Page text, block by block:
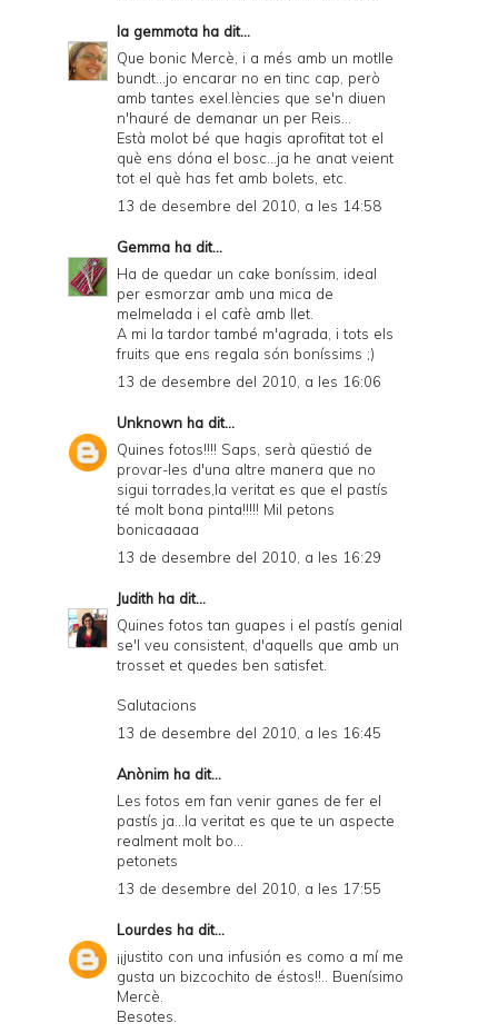
la gemmota ha dit...
Que bonic Mercè, i a més amb un motlle
bundt...jo encarar no en tinc cap, però
amb tantes exel.lències que se'n diuen
n'hauré de demanar un per Reis...
Està molot bé que hagis aprofitat tot el
què ens dóna el bosc...ja he anat veient
tot el què has fet amb bolets, etc.
13 de desembre del 2010, a les 14:58
Gemma ha dit...
Ha de quedar un cake boníssim, ideal
per esmorzar amb una mica de
melmelada i el cafè amb llet.
A mi la tardor també m'agrada, i tots els
fruits que ens regala són boníssims ;)
13 de desembre del 2010, a les 16:06
Unknown ha dit...
Quines fotos!!!! Saps, serà qüestió de
provar-les d'una altre manera que no
sigui torrades,la veritat es que el pastís
té molt bona pinta!!!!! Mil petons
bonicaaaaa
13 de desembre del 2010, a les 16:29
Judith ha dit...
Quines fotos tan guapes i el pastís genial
se'l veu consistent, d'aquells que amb un
trosset et quedes ben satisfet.
Salutacions
13 de desembre del 2010, a les 16:45
Anònim ha dit...
Les fotos em fan venir ganes de fer el
pastís ja...la veritat es que te un aspecte
realment molt bo...
petonets
13 de desembre del 2010, a les 17:55
Lourdes ha dit...
¡¡justito con una infusión es como a mí me
gusta un bizcochito de éstos!!.. Buenísimo
Mercè.
Besotes.